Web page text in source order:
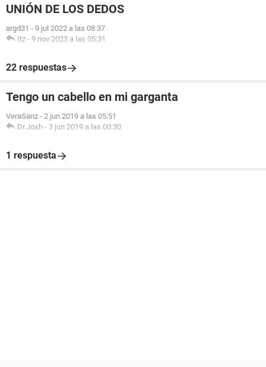
UNIÓN DE LOS DEDOS
argd31 - 9 jul 2022 a las 08:37
Itz - 9 nov 2023 a las 05:31
22 respuestas
Tengo un cabello en mi garganta
VeraSanz - 2 jun 2019 a las 05:51
Dr.Josh - 3 jun 2019 a las 00:30
1 respuesta